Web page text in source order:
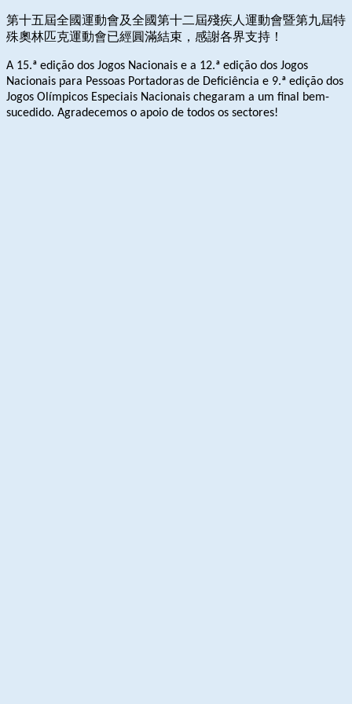
第十五屆全國運動會及全國第十二屆殘疾人運動會暨第九屆特
殊奧林匹克運動會已經圓滿結束，感謝各界支持！
A 15.ª edição dos Jogos Nacionais e a 12.ª edição dos Jogos
Nacionais para Pessoas Portadoras de Deficiência e 9.ª edição dos
Jogos Olímpicos Especiais Nacionais chegaram a um final bem-
sucedido. Agradecemos o apoio de todos os sectores!